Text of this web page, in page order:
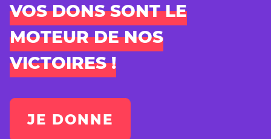
VOS DONS SONT LE
MOTEUR DE NOS
VICTOIRES !
JE DONNE